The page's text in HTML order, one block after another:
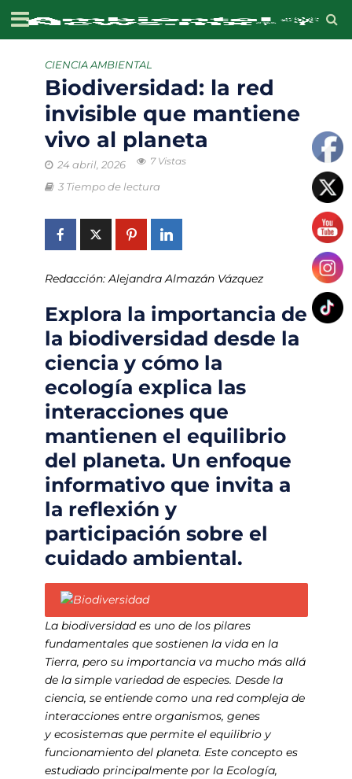
CIENCIA AMBIENTAL
Biodiversidad: la red
invisible que mantiene
vivo al planeta
24 abril, 2026 7 Vistas
3 Tiempo de lectura
Redacción: Alejandra Almazán Vázquez
Explora la importancia de
la biodiversidad desde la
ciencia y cómo la
ecología explica las
interacciones que
mantienen el equilibrio
del planeta. Un enfoque
informativo que invita a
la reflexión y
participación sobre el
cuidado ambiental.
La biodiversidad es uno de los pilares
fundamentales que sostienen la vida en la
Tierra, pero su importancia va mucho más allá
de la simple variedad de especies. Desde la
ciencia, se entiende como una red compleja de
interacciones entre organismos, genes
y ecosistemas que permite el equilibrio y
funcionamiento del planeta. Este concepto es
estudiado principalmente por la Ecología,